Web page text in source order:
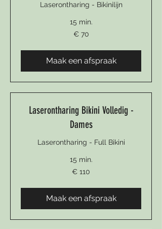
Laserontharing - Bikinilijn
15 min.
€ 70
Maak een afspraak
Laserontharing Bikini Volledig -
Dames
Laserontharing - Full Bikini
15 min.
€ 110
Maak een afspraak